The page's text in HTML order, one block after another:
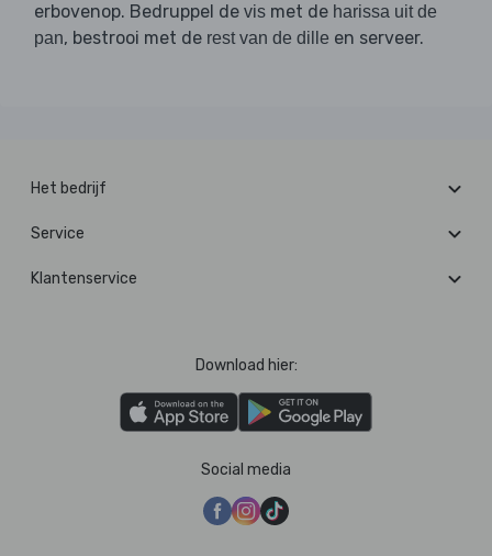
erbovenop. Bedruppel de vis met de harissa uit de
pan, bestrooi met de rest van de dille en serveer.
Het bedrijf
Service
Klantenservice
Download hier:
Social media